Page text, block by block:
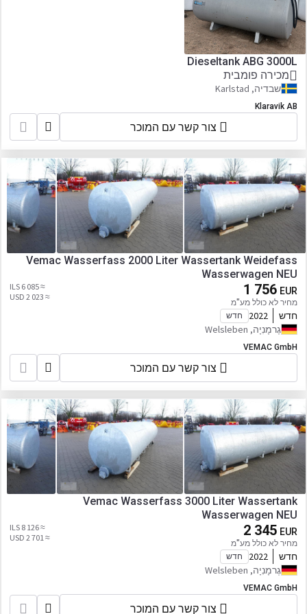
Dieseltank ABG 3000L
מכירה פומבית
שבדיה, Karlstad
Klaravik AB
צור קשר עם המוכר
Vemac Wasserfass 2000 Liter Wassertank Weidefass
Wasserwagen NEU
1 756 EUR
מחיר לא כולל מע"מ
≈ 6 085 ILS
≈ 2 023 USD
חדש 2022 חדש
גֶרמָנִיָה, Welsleben
VEMAC GmbH
צור קשר עם המוכר
Vemac Wasserfass 3000 Liter Wassertank
Wasserwagen NEU
2 345 EUR
מחיר לא כולל מע"מ
≈ 8 126 ILS
≈ 2 701 USD
חדש 2022 חדש
גֶרמָנִיָה, Welsleben
VEMAC GmbH
צור קשר עם המוכר